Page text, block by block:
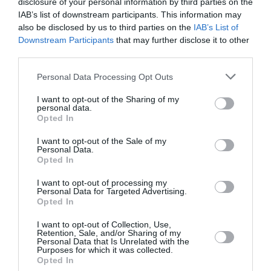
IAB’s list of downstream participants. This information may
also be disclosed by us to third parties on the IAB’s List of
Downstream Participants that may further disclose it to other
Personal Data Processing Opt Outs
I want to opt-out of the Sharing of my
personal data.
Opted In
I want to opt-out of the Sale of my
Personal Data.
Opted In
I want to opt-out of processing my
Personal Data for Targeted Advertising.
Opted In
I want to opt-out of Collection, Use,
Retention, Sale, and/or Sharing of my
Personal Data that Is Unrelated with the
Purposes for which it was collected.
Opted In
Ακολουθήστε το Culturenow.gr
Αυτοβιογραφία
ενός πτώματος: Μια
συλλογή
διηγημάτων του
Αντόνιο Πόρτσια –
Φωνές: Ένα βιβλίο
ως εσωτερικός